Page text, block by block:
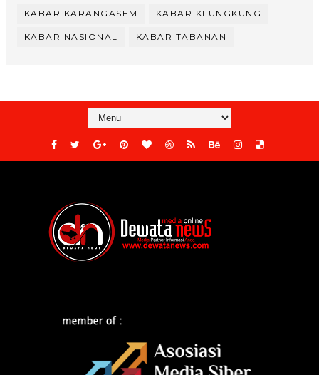
KABAR KARANGASEM KABAR KLUNGKUNG
KABAR NASIONAL KABAR TABANAN